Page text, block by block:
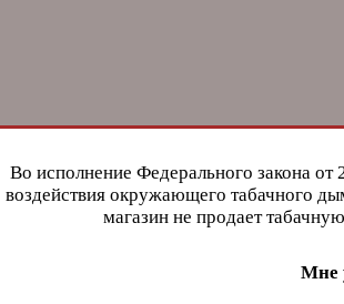
Во исполнение Федерального закона
воздействия окружающего табачного
магазин не продает
Мне